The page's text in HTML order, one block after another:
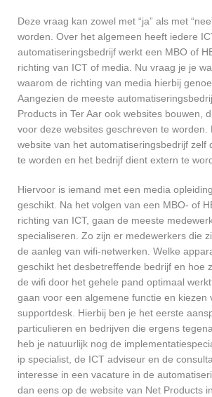
Deze vraag kan zowel met “ja” als met
worden. Over het algemeen heeft iedere
automatiseringsbedrijf werkt een MBO of
richting van ICT of media. Nu vraag je je
waarom de richting van media hierbij
Aangezien de meeste
Products in Ter Aar ook websites bouwen,
voor deze websites geschreven te worden.
website van het automatiseringsbedrijf zelf
te worden en het bedrijf dient extern te
Hiervoor is iemand met een media
geschikt. Na het volgen van een MBO- of
richting van ICT, gaan de meeste
specialiseren. Zo zijn er medewerkers die
de aanleg van wifi-netwerken. Welke
geschikt het desbetreffende bedrijf en hoe
de wifi door het gehele pand optimaal
gaan voor een algemene functie en kiezen
supportdesk. Hierbij ben je het eerste
particulieren en bedrijven die ergens
heb je natuurlijk nog de
ip specialist, de ICT adviseur en de
interesse in een vacature in de
dan eens op de website van Net Products